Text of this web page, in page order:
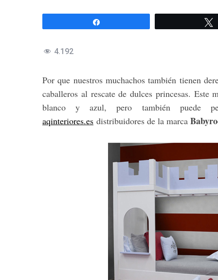
4.192
Por que nuestros muchachos también tienen
caballeros al rescate de dulces princesas.
blanco y azul, pero también puede
aqinteriores.es distribuidores de la marca